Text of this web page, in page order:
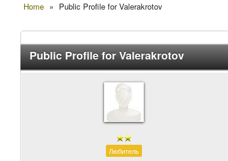
Home » Public Profile for Valerakrotov
Public Profile for Valerakrotov
Любитель